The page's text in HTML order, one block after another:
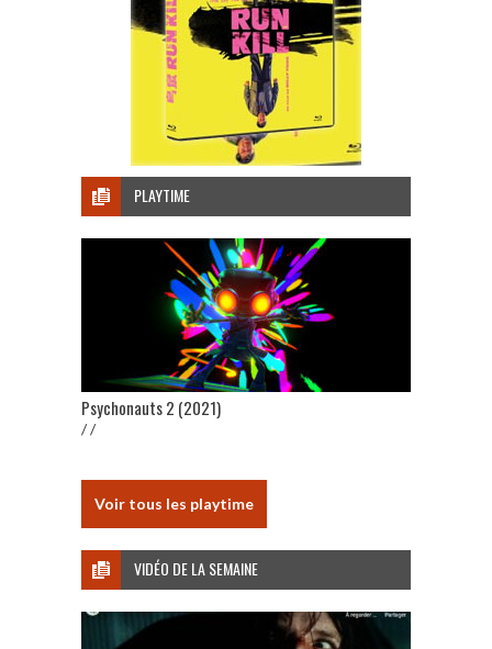
PLAYTIME
Psychonauts 2 (2021)
/ /
Voir tous les playtime
VIDÉO DE LA SEMAINE